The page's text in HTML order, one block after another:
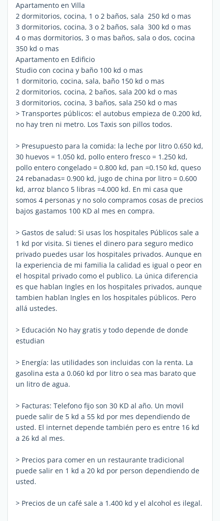
Apartamento en Villa
2 dormitorios, cocina, 1 o 2 baños, sala 250 kd o mas
3 dormitorios, cocina, 3 o 2 baños, sala 300 kd o mas
4 o mas dormitorios, 3 o mas baños, sala o dos, cocina
350 kd o mas
Apartamento en Edificio
Studio con cocina y baño 100 kd o mas
1 dormitorio, cocina, sala, baño 150 kd o mas
2 dormitorios, cocina, 2 baños, sala 200 kd o mas
3 dormitorios, cocina, 3 baños, sala 250 kd o mas
> Transportes públicos: el autobus empieza de 0.200 kd,
no hay tren ni metro. Los Taxis son pillos todos.
> Presupuesto para la comida: la leche por litro 0.650 kd,
30 huevos = 1.050 kd, pollo entero fresco = 1.250 kd,
pollo entero congelado = 0.800 kd, pan =0.150 kd, queso
24 rebanadas= 0.900 kd, jugo de china por litro = 0.600
kd, arroz blanco 5 libras =4.000 kd. En mi casa que
somos 4 personas y no solo compramos cosas de precios
bajos gastamos 100 KD al mes en compra.
> Gastos de salud: Si usas los hospitales Públicos sale a
1 kd por visita. Si tienes el dinero para seguro medico
privado puedes usar los hospitales privados. Aunque en
la experiencia de mi familia la calidad es igual o peor en
el hospital privado como el publico. La única diferencia
es que hablan Ingles en los hospitales privados, aunque
tambien hablan Ingles en los hospitales públicos. Pero
allá ustedes.
> Educación No hay gratis y todo depende de donde
estudian
> Energía: las utilidades son incluidas con la renta. La
gasolina esta a 0.060 kd por litro o sea mas barato que
un litro de agua.
> Facturas: Telefono fijo son 30 KD al año. Un movil
puede salir de 5 kd a 55 kd por mes dependiendo de
usted. El internet depende también pero es entre 16 kd
a 26 kd al mes.
> Precios para comer en un restaurante tradicional
puede salir en 1 kd a 20 kd por person dependiendo de
usted.
> Precios de un café sale a 1.400 kd y el alcohol es ilegal.